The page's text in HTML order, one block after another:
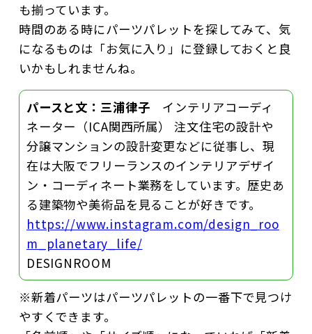
も揃っています。
時間のある時にパーツパレットを探してみて、気
になるものは「お気に入り」に登録しておくと良
いかもしれませんね。
パースと文：三浦律子 インテリアコーディ
ネーター（ICA関西所属） 注文住宅の設計や
分譲マンションの設計変更などに従事し、現
在は大阪でフリーランスのインテリアデザイ
ン・コーディネート業務をしています。歴史あ
る建築物や美術品を見ることが好きです。
https://www.instagram.com/design_roo
m_planetary_life/
DESIGNROOM
※新着パーツはパーツパレットの一番下で見つけ
やすくできます。